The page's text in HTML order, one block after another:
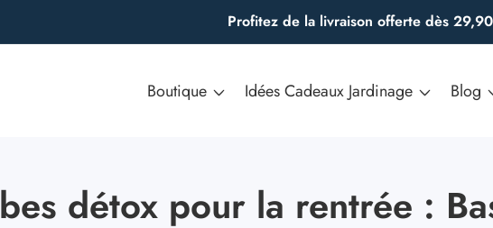
Profitez de la livraison offerte dès
Boutique Idées Cadeaux Jardinage Blog
détox pour la rentrée :